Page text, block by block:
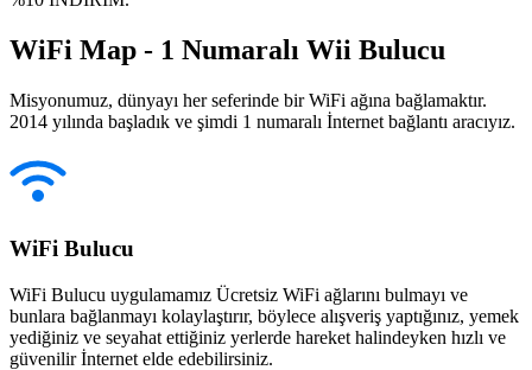
WiFi Map - 1 Numaralı Wii Bulucu
Misyonumuz, dünyayı her seferinde bir WiFi ağına bağlamaktır.
2014 yılında başladık ve şimdi 1 numaralı İnternet bağlantı aracıyız.
WiFi Bulucu
WiFi Bulucu uygulamamız Ücretsiz WiFi ağlarını bulmayı ve
bunlara bağlanmayı kolaylaştırır, böylece alışveriş yaptığınız, yemek
yediğiniz ve seyahat ettiğiniz yerlerde hareket halindeyken hızlı ve
güvenilir İnternet elde edebilirsiniz.